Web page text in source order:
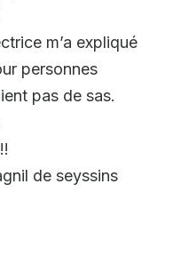
m’a expliqué
personnes
pas de sas.
de seyssins